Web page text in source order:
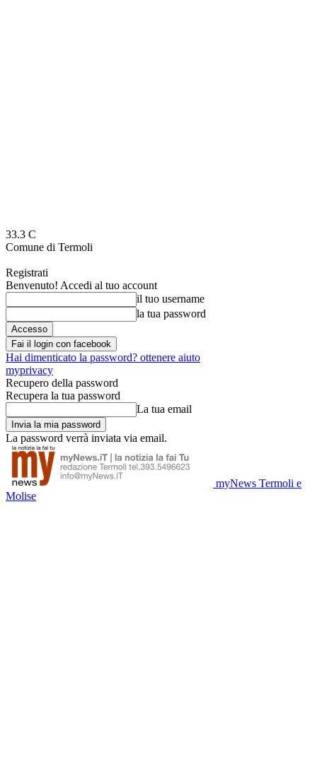
33.3 C
Comune di Termoli
Registrati
Benvenuto! Accedi al tuo account
il tuo username
la tua password
Fai il login con facebook
Hai dimenticato la password? ottenere aiuto
myprivacy
Recupero della password
Recupera la tua password
La tua email
La password verrà inviata via email.
myNews Termoli e
Molise